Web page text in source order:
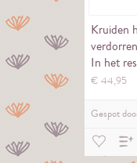
Kruiden
In het
voor een
€44,95
Gespot